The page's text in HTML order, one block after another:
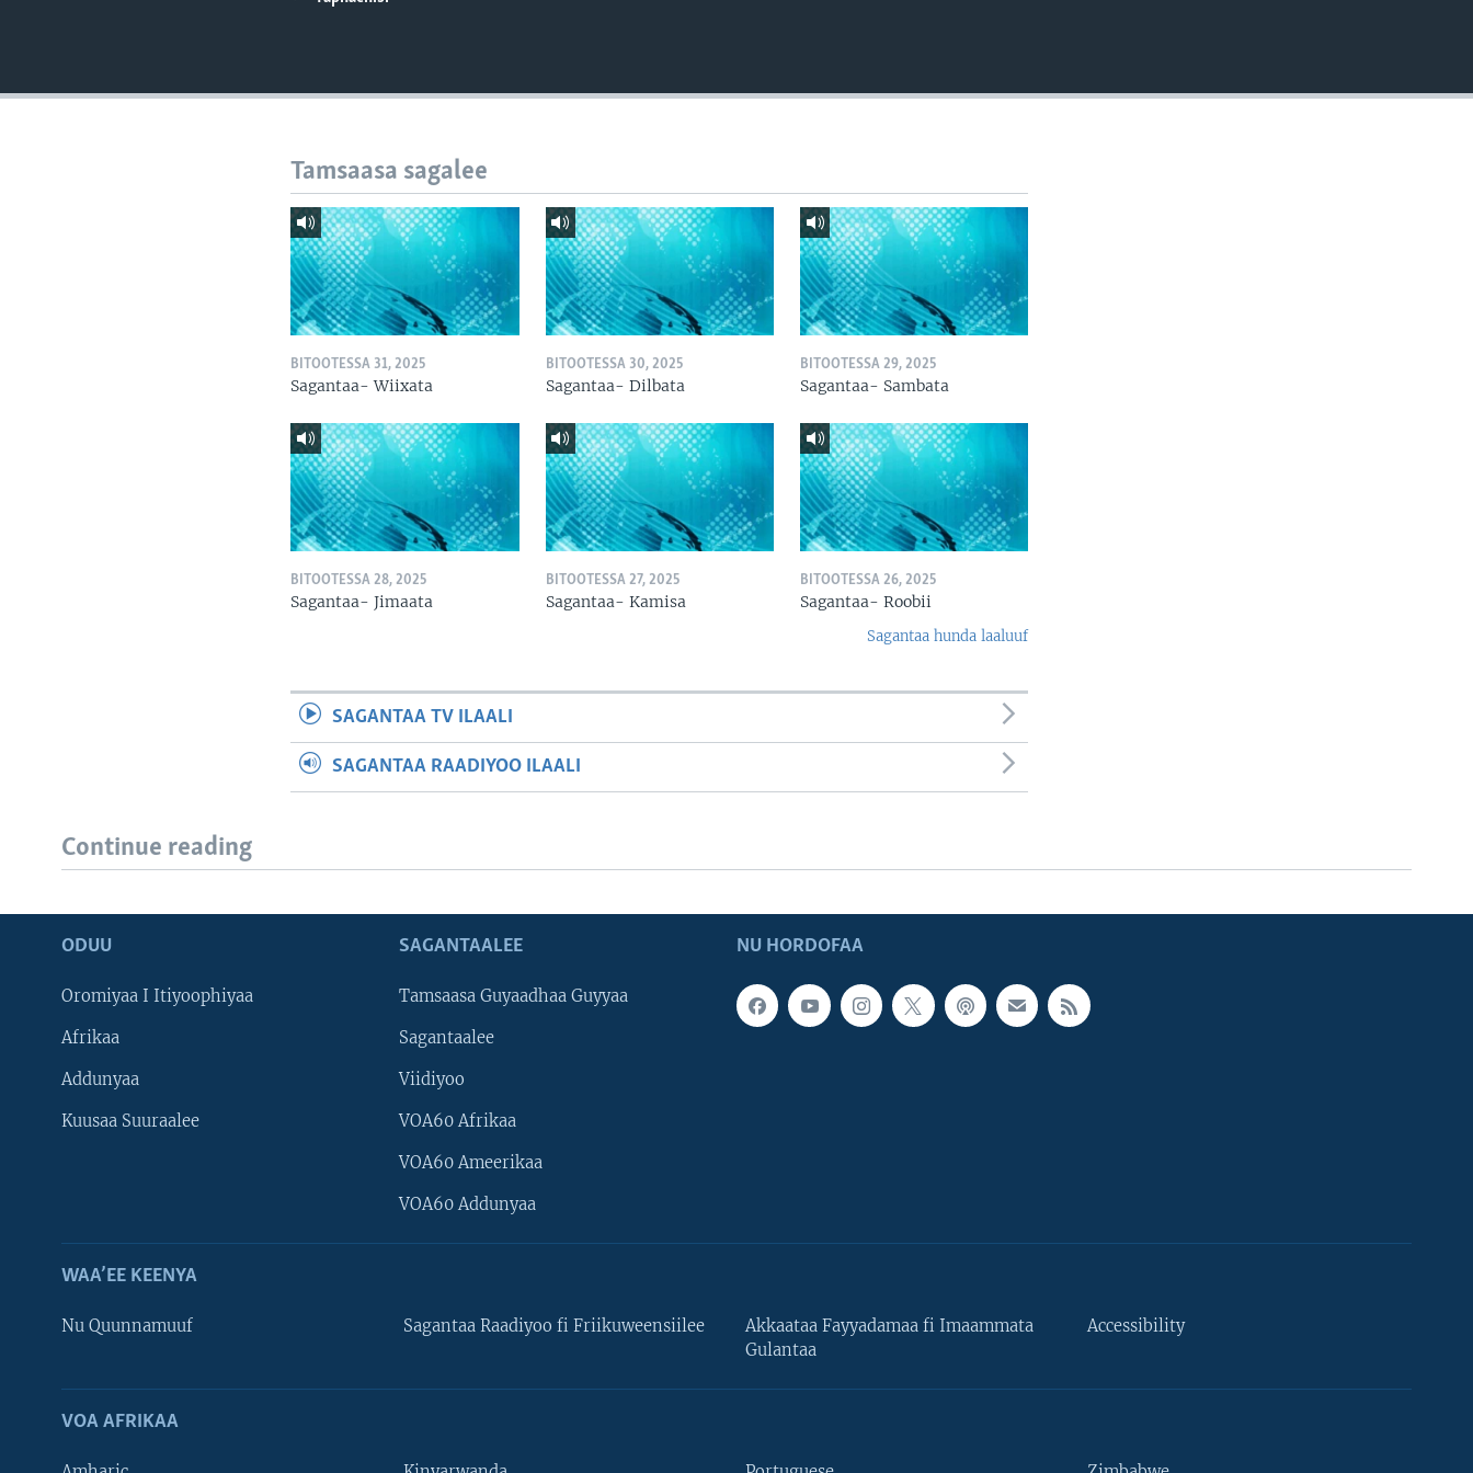
NU HORDOFAA
Tamsaasa sagalee
BITOOTESSA 31, 2025
Sagantaa- Wiixata
BITOOTESSA 30, 2025
Sagantaa- Dilbata
BITOOTESSA 29, 2025
Sagantaa- Sambata
BITOOTESSA 28, 2025
Sagantaa- Jimaata
BITOOTESSA 27, 2025
Sagantaa- Kamisa
BITOOTESSA 26, 2025
Sagantaa- Roobii
Sagantaa hunda laaluuf
SAGANTAA TV ILAALI
SAGANTAA RAADIYOO ILAALI
Continue reading
NU HORDOFAA
ODUU
Oromiyaa I Itiyoophiyaa
Afrikaa
Addunyaa
Kuusaa Suuraalee
SAGANTAALEE
Tamsaasa Guyaadhaa Guyyaa
Sagantaalee
Viidiyoo
VOA60 Afrikaa
VOA60 Ameerikaa
VOA60 Addunyaa
WAA’EE KEENYA
Nu Quunnamuuf Sagantaa Raadiyoo fi Friikuweensiilee
Akkaataa Fayyadamaa fi Imaammata
Gulantaa
Accessibility
VOA AFRIKAA